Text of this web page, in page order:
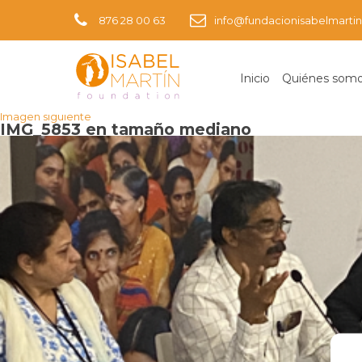
876 28 00 63
Inicio Quiénes
Imagen siguiente
IMG_5853 en tamaño mediano